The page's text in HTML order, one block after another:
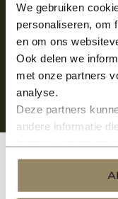
We gebruiken
personaliseren, om
en om ons
Ook delen we
met onze partners
analyse.
Deze partners
andere informatie
services.
Klantenservice